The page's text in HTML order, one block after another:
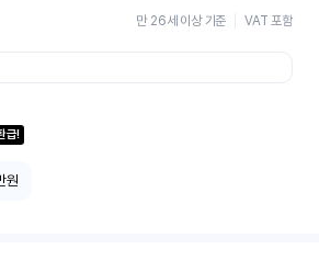
만 26세 이상 기준 VAT 포함
급!
원